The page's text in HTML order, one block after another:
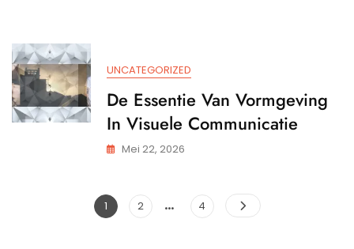
UNCATEGORIZED
De Essentie Van Vormgeving
In Visuele Communicatie
Mei 22, 2026
Posts
Pagina
1 Pagina
2 … Pagina
4